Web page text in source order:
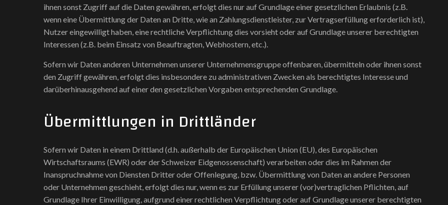
ihnen sonst Zugriff auf die Daten gewähren, erfolgt dies nur auf Grundlage einer gesetzlichen Erlaubnis (z.B.
wenn eine Übermittlung der Daten an Dritte, wie an Zahlungsdienstleister, zur Vertragserfüllung erforderlich ist),
Nutzer eingewilligt haben, eine rechtliche Verpflichtung dies vorsieht oder auf Grundlage unserer berechtigten
Interessen (z.B. beim Einsatz von Beauftragten, Webhostern, etc.).
Sofern wir Daten anderen Unternehmen unserer Unternehmensgruppe offenbaren, übermitteln oder ihnen sonst
den Zugriff gewähren, erfolgt dies insbesondere zu administrativen Zwecken als berechtigtes Interesse und
darüberhinausgehend auf einer den gesetzlichen Vorgaben entsprechenden Grundlage.
Übermittlungen in Drittländer
Sofern wir Daten in einem Drittland (d.h. außerhalb der Europäischen Union (EU), des Europäischen
Wirtschaftsraums (EWR) oder der Schweizer Eidgenossenschaft) verarbeiten oder dies im Rahmen der
Inanspruchnahme von Diensten Dritter oder Offenlegung, bzw. Übermittlung von Daten an andere Personen
oder Unternehmen geschieht, erfolgt dies nur, wenn es zur Erfüllung unserer (vor)vertraglichen Pflichten, auf
Grundlage Ihrer Einwilligung, aufgrund einer rechtlichen Verpflichtung oder auf Grundlage unserer berechtigten